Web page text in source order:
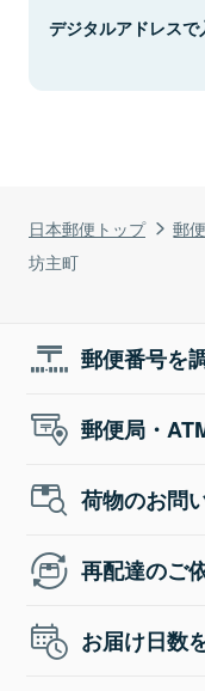
日本郵便トップ 郵
坊主町
デジタルアドレスで
郵便番号を
郵便局・
荷物のお問
再配達のご
お届け日数